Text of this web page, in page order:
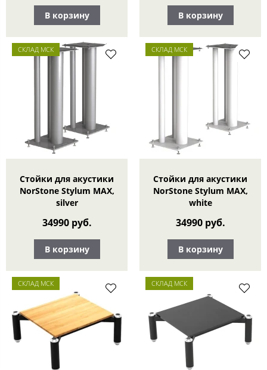
В корзину В корзину
СКЛАД МСК
Стойки для акустики
NorStone Stylum MAX,
silver
34990 руб.
В корзину
СКЛАД МСК
Стойки для акустики
NorStone Stylum MAX,
white
34990 руб.
В корзину
СКЛАД МСК СКЛАД МСК